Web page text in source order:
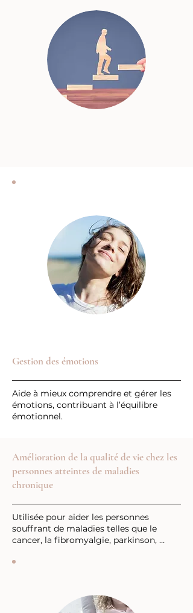
Gestion des émotions
Aide à mieux comprendre et gérer les
émotions, contribuant à l’équilibre
émotionnel.
Amélioration de la qualité de vie chez les
personnes atteintes de maladies
chronique
Utilisée pour aider les personnes
souffrant de maladies telles que le
cancer, la fibromyalgie, parkinson, …